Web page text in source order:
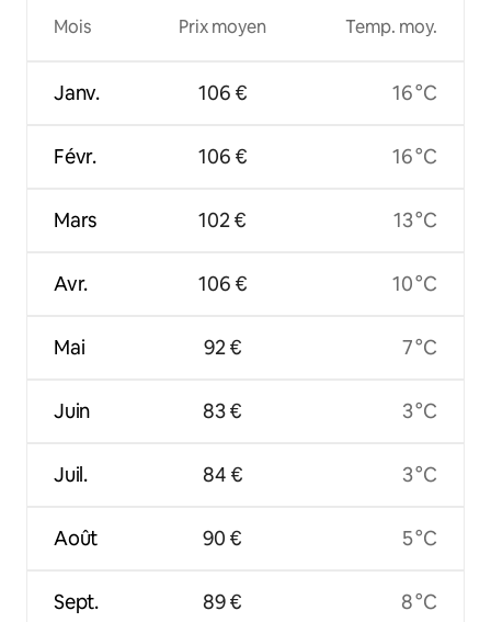
Mois
Janv.
Févr.
Mars
Avr.
Mai
Juin
Juil.
Août
Sept.
Prix moyen
106 €
106 €
102 €
106 €
92 €
83 €
84 €
90 €
89 €
Temp. moy.
16 °C
16 °C
13 °C
10 °C
7 °C
3 °C
3 °C
5 °C
8 °C